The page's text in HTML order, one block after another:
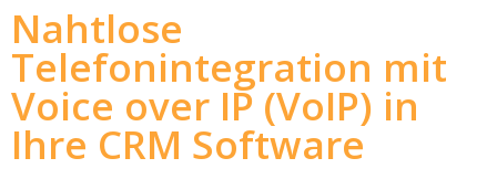
Nahtlose
Telefonintegration mit
Voice over IP (VoIP) in
Ihre CRM Software